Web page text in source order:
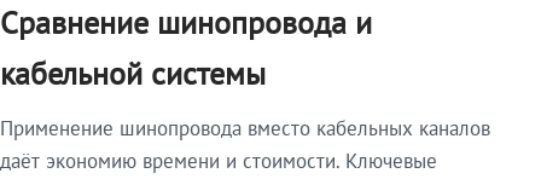
Сравнение шинопровода и
кабельной системы
Применение шинопровода вместо кабельных каналов
даёт экономию времени и стоимости. Ключевые